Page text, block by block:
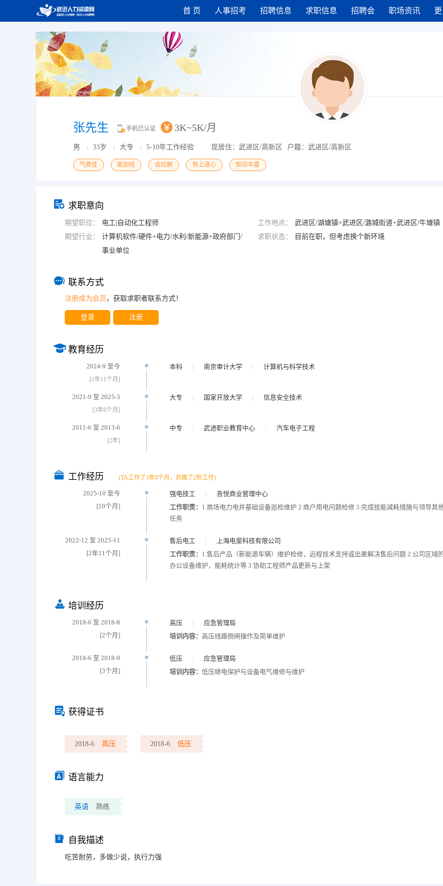
首 页 人事招考 招聘信息 求职信息 招聘会 职场资讯
张先生 手机已认证 3K~5K/月
男 | 33岁 | 大专 | 5-10年工作经验 现居住：武进区/高新区 户籍：武进区/高新区
气质佳 能加班 会应酬 有上进心 知识丰富
求职意向
期望职位： 电工|自动化工程师 工作地点：
武进区/湖塘镇+武进区/潞城街道+武进区/牛塘镇
期望行业：
计算机软件/硬件+电力/水利/新能源+政府部门/
事业单位
求职状态： 目前在职，但考虑换个新环境
联系方式
注册成为会员 ，获取求职者联系方式！
登录 注册
教育经历
2024-9 至今
[1年11个月]
本科 | 南京审计大学 | 计算机与科学技术
2021-9 至 2025-3
[3年6个月]
大专 | 国家开放大学 | 信息安全技术
2011-6 至 2013-6
[2年]
中专 | 武进职业教育中心 | 汽车电子工程
工作经历 (TA工作了3年9个月，共做了2份工作)
2025-10 至今
[10个月]
强电技工 |
吾悦商业管理中心
工作职责： 1.商场电力电井基础设备巡检维护 2.商户用电问题检修 3.完成技能减耗措施与领导其
任务
2022-12 至 2025-11
[2年11个月]
售后电工 |
上海电斐科技有限公司
工作职责： 1.售后产品（新能源车辆）维护检修，远程技术支持或出差解决售后问题 2.公司区域
办公设备维护，能耗统计等 3.协助工程师产品更新与上架
培训经历
2018-6 至 2018-8
[2个月]
高压 |
应急管理局
培训内容： 高压线路倒闸操作及简单维护
2018-6 至 2018-9
[3个月]
低压 |
应急管理局
培训内容： 低压继电保护与设备电气维修与维护
获得证书
2018-6 高压 2018-6 低压
语言能力
英语 熟练
自我描述
吃苦耐劳，多做少说，执行力强